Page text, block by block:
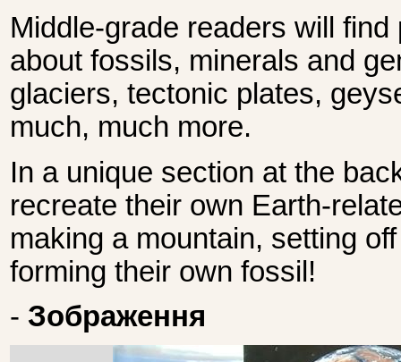
Middle-grade readers will
about fossils, minerals and
glaciers, tectonic plates,
much, much more.
In a unique section at the
recreate their own Earth-
making a mountain, setting
forming their own fossil!
- Зображення